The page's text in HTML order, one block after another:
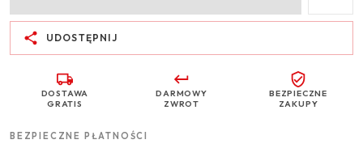
UDOSTĘPNIJ
DOSTAWA
GRATIS
DARMOWY
ZWROT
BEZPIECZNE
ZAKUPY
BEZPIECZNE PŁATNOŚCI